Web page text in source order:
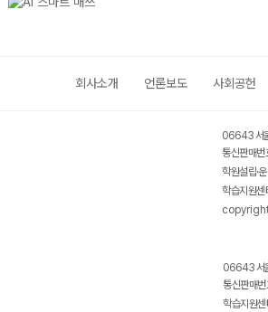
회사소개 언론보도 사회공헌
06643 서
통신판매
학원설립·
학습지원
06643 서
통신판매
학습지원